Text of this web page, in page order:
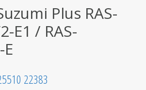
Plus RAS-
E1 / RAS-
22383